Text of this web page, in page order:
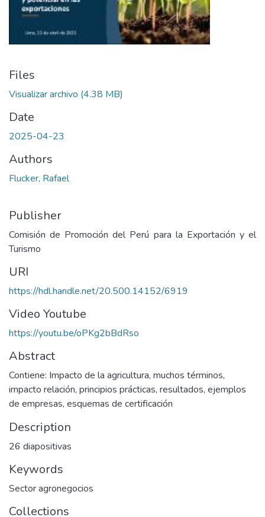
Files
Visualizar archivo (4.38 MB)
Date
2025-04-23
Authors
Flucker, Rafael
Publisher
Comisión de Promoción del Perú para la Exportación y el
Turismo
URI
https://hdl.handle.net/20.500.14152/6919
Video Youtube
https://youtu.be/oPKg2bBdRso
Abstract
Contiene: Impacto de la agricultura, muchos términos,
impacto relación, principios prácticas, resultados, ejemplos
de empresas, esquemas de certificación
Description
26 diapositivas
Keywords
Sector agronegocios
Collections